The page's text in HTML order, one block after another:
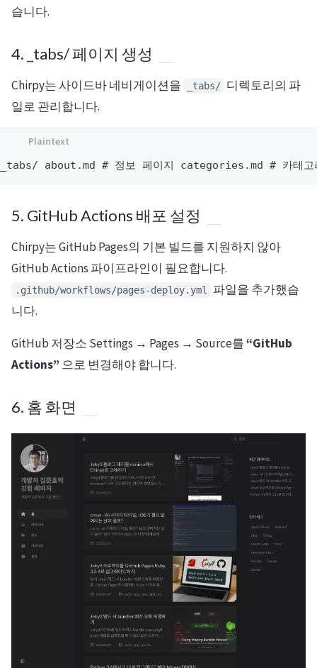
습니다.
4. _tabs/ 페이지 생성
Chirpy는 사이드바 네비게이션을 _tabs/ 디렉토리의 파
일로 관리합니다.
_tabs/ about.md # 정보 페이지 categories.md # 카테
5. GitHub Actions 배포 설정
Chirpy는 GitHub Pages의 기본 빌드를 지원하지 않아
GitHub Actions 파이프라인이 필요합니다.
.github/workflows/pages-deploy.yml
파일을 추가했습
니다.
GitHub 저장소 Settings → Pages → Source를“GitHub
Actions” 으로 변경해야 합니다.
6. 홈 화면